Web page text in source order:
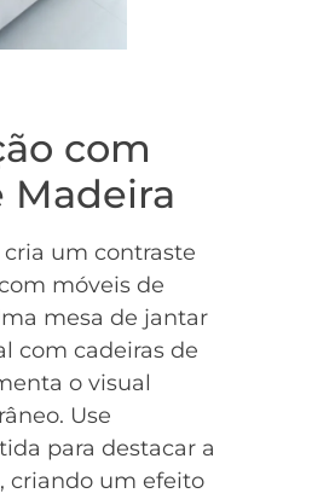
com
Madeira
um contraste
móveis de
mesa de jantar
com cadeiras de
o visual
Use
para destacar a
criando um efeito